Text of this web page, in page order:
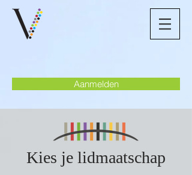
Aanmelden
Kies je lidmaatschap